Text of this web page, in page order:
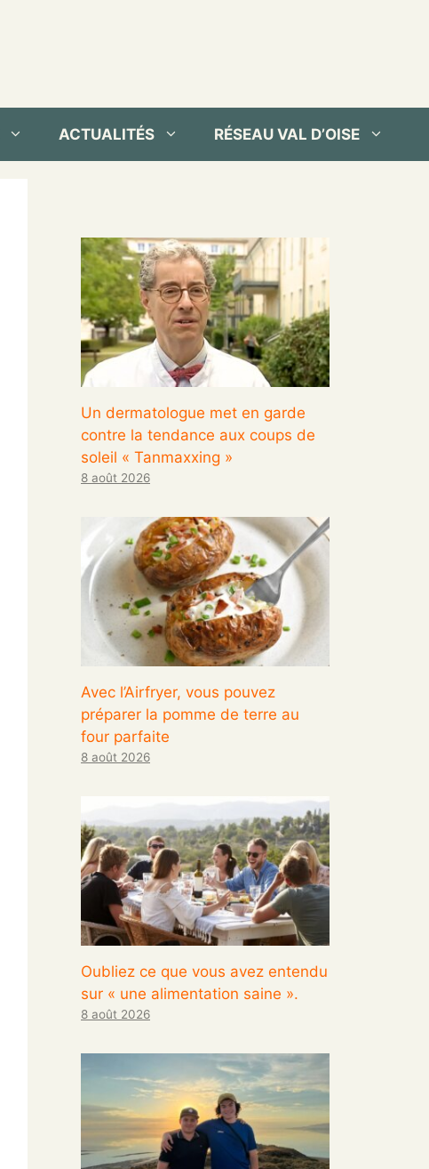
ACTUALITÉS RÉSEAU VAL D’OISE
Un dermatologue met en garde
contre la tendance aux coups de
soleil « Tanmaxxing »
8 août 2026
Avec l’Airfryer, vous pouvez
préparer la pomme de terre au
four parfaite
8 août 2026
Oubliez ce que vous avez entendu
sur « une alimentation saine ».
8 août 2026